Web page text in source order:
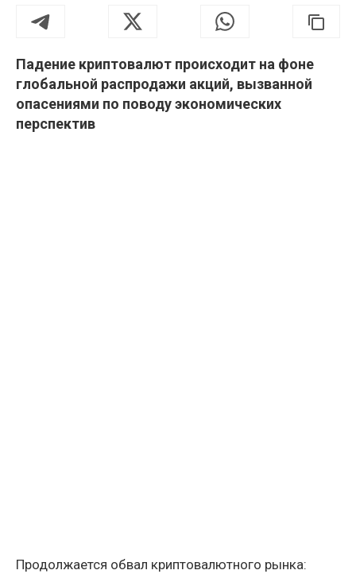
Падение криптовалют происходит на фоне
глобальной распродажи акций, вызванной
опасениями по поводу экономических
перспектив
Продолжается обвал криптовалютного рынка: